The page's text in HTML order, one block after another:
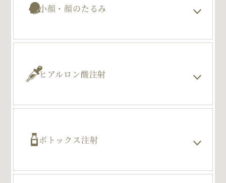
小顔・顔のたるみ
ヒアルロン酸注射
ボトックス注射